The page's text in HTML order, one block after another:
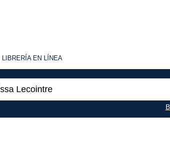
LIBRERÍA
LÍNEA
LIBRERÍA EN LÍNEA